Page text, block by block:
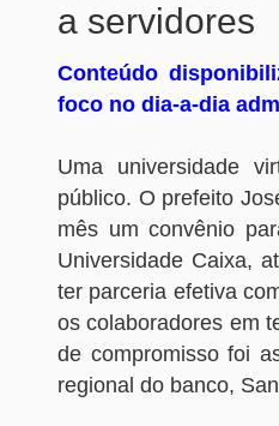
a servidores
Conteúdo
foco no dia-a-dia
Uma universidade
público. O prefeito
mês um convênio
Universidade Caixa,
ter parceria efetiva
os colaboradores em
de compromisso foi
regional do banco,